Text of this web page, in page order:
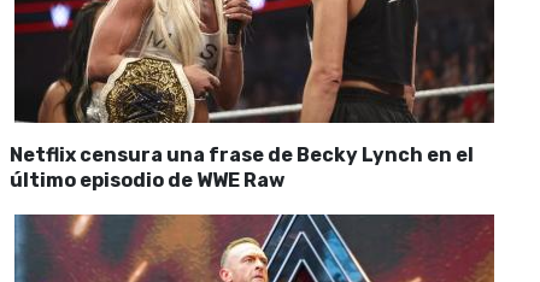
Netflix censura una frase de Becky Lynch en el
último episodio de WWE Raw